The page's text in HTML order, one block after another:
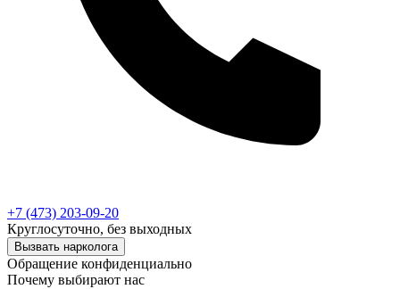
+7 (473) 203-09-20
Круглосуточно, без выходных
Вызвать нарколога
Обращение конфиденциально
Почему выбирают нас